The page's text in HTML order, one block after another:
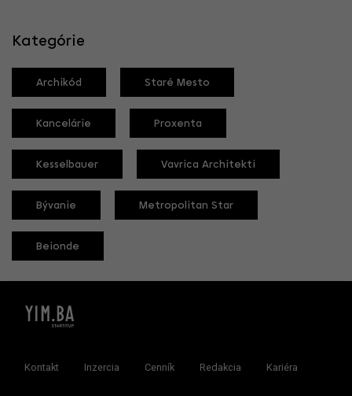
Kategórie
Archikód Staré Mesto
Kancelárie Proxenta
Kesselbauer Vavrica Architekti
Bývanie Metropolitan Star
Beionde
Kontakt Inzercia Cenník Redakcia Kariéra